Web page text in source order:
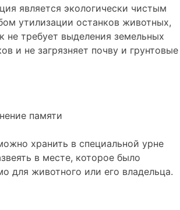
является экологически чистым
утилизации останков животных,
не требует выделения земельных
и не загрязняет почву и грунтовые
памяти
хранить в специальной урне
в месте, которое было
для животного или его владельца.